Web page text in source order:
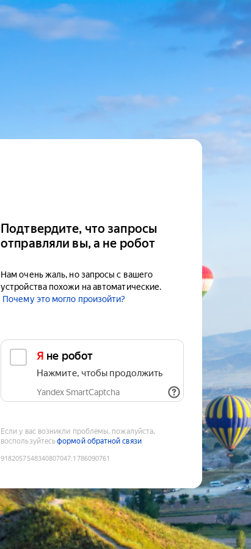
Подтвердите, что запросы
отправляли вы, а не робот
Нам очень жаль, но запросы с вашего
устройства похожи на автоматические.
Почему это могло произойти?
Я не робот
Нажмите, чтобы продолжить
Yandex SmartCaptcha
Если у вас возникли проблемы, пожалуйста,
воспользуйтесьформой обратной связи
9182057548340807047:1786090761